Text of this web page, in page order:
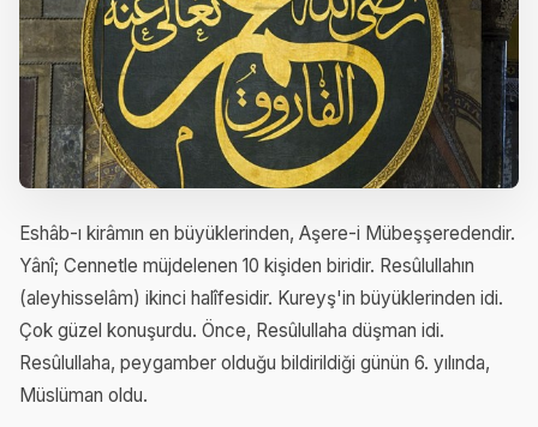
Eshâb-ı kirâmın en büyüklerinden, Aşere-i Mübeşşeredendir.
Yânî; Cennetle müjdelenen 10 kişiden biridir. Resûlullahın
(aleyhisselâm) ikinci halîfesidir. Kureyş'in büyüklerinden idi.
Çok güzel konuşurdu. Önce, Resûlullaha düşman idi.
Resûlullaha, peygamber olduğu bildirildiği günün 6. yılında,
Müslüman oldu.